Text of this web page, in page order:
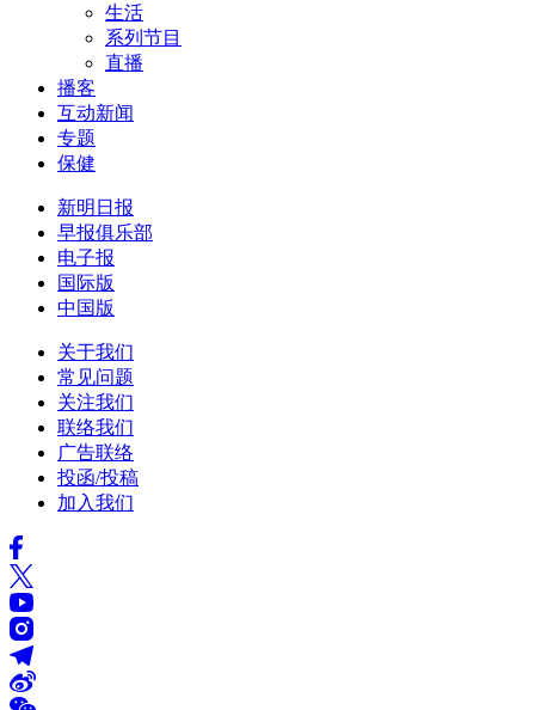
生活
系列节目
直播
播客
互动新闻
专题
保健
新明日报
早报俱乐部
电子报
国际版
中国版
关于我们
常见问题
关注我们
联络我们
广告联络
投函/投稿
加入我们